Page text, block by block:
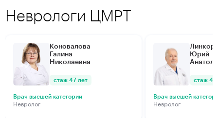
Неврологи ЦМРТ
Коновалова
Галина
Николаевна
стаж 47 лет
Врач высшей категории
Невролог
Юрий
стаж 45
Врач высшей
Невролог